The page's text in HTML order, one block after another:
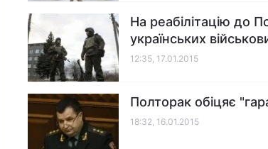
На реабілітацію до
українських
12:35, 17.01.2015
Полторак обіцяє
18:32, 16.01.2015